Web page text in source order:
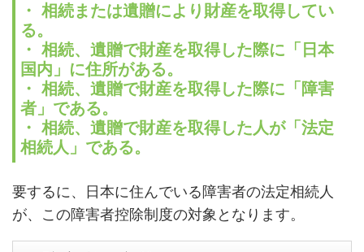
・ 相続または遺贈により財産を取得してい
る。
・ 相続、遺贈で財産を取得した際に「日本
国内」に住所がある。
・ 相続、遺贈で財産を取得した際に「障害
者」である。
・ 相続、遺贈で財産を取得した人が「法定
相続人」である。
要するに、日本に住んでいる障害者の法定相続人
が、この障害者控除制度の対象となります。